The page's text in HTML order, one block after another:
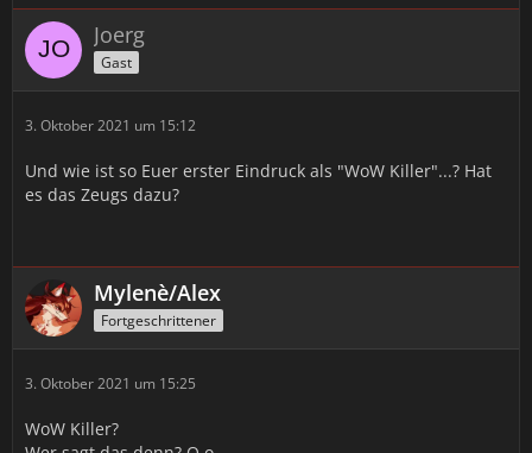
Joerg
Gast
3. Oktober 2021 um 15:12
Und wie ist so Euer erster Eindruck als "WoW Killer"...? Hat
es das Zeugs dazu?
Mylenè/Alex
Fortgeschrittener
3. Oktober 2021 um 15:25
WoW Killer?